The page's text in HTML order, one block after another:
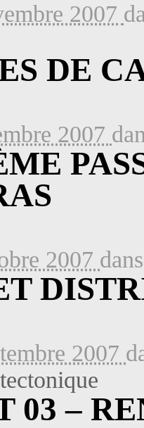
2007
DE
2007
2007
2007
tectonique
03 –